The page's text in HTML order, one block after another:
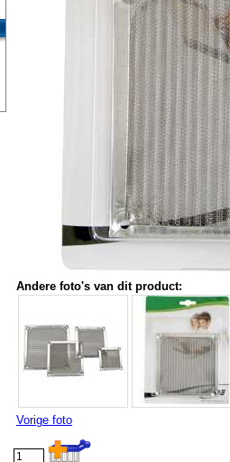
Andere foto's van dit product:
Vorige foto